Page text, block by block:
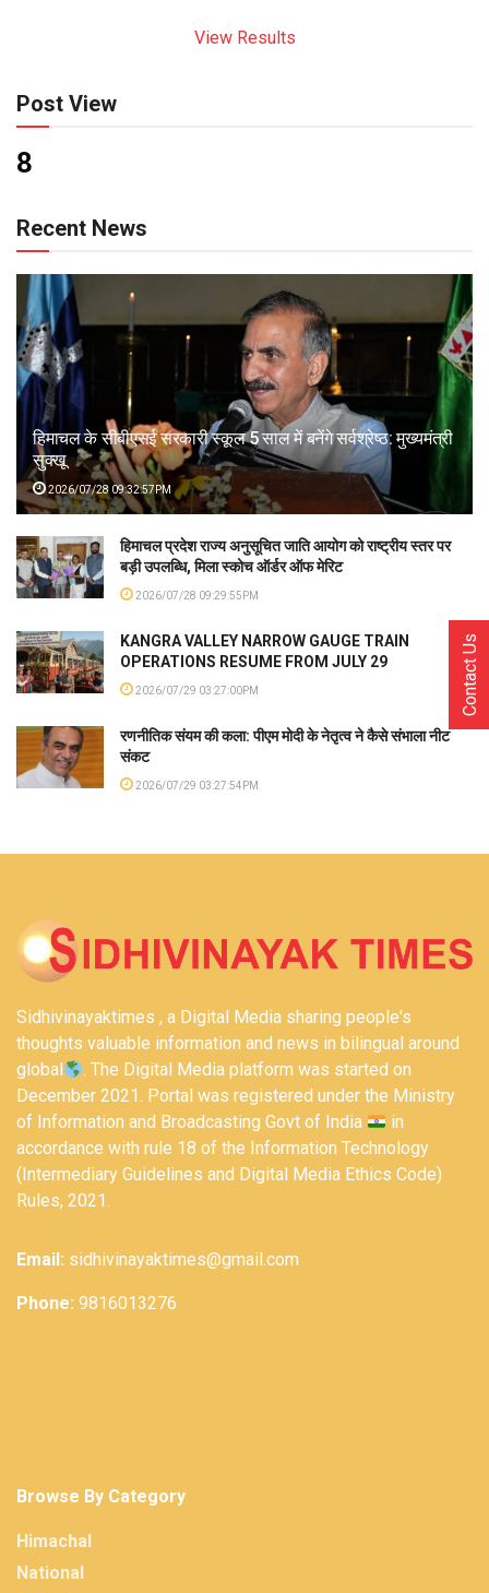
View Results
Post View
8
Recent News
हिमाचल के सीबीएसई सरकारी स्कूल 5 साल में बनेंगे सर्वश्रेष्ठ: मुख्यमंत्री
सुक्खू
2026/07/28 09:32:57PM
हिमाचल प्रदेश राज्य अनुसूचित जाति आयोग को राष्ट्रीय स्तर पर
बड़ी उपलब्धि, मिला स्कोच ऑर्डर ऑफ मेरिट
2026/07/28 09:29:55PM
KANGRA VALLEY NARROW GAUGE TRAIN
OPERATIONS RESUME FROM JULY 29
2026/07/29 03:27:00PM
रणनीतिक संयम की कला: पीएम मोदी के नेतृत्व ने कैसे संभाला नीट
संकट
2026/07/29 03:27:54PM
Sidhivinayaktimes , a Digital Media sharing people's
thoughts valuable information and news in bilingual around
global
. The Digital Media platform was started on
December 2021. Portal was registered under the Ministry
of Information and Broadcasting Govt of India
in
accordance with rule 18 of the Information Technology
(Intermediary Guidelines and Digital Media Ethics Code)
Rules, 2021.
Email: sidhivinayaktimes@gmail.com
Phone: 9816013276
Browse By Category
Himachal
National
Contact Us